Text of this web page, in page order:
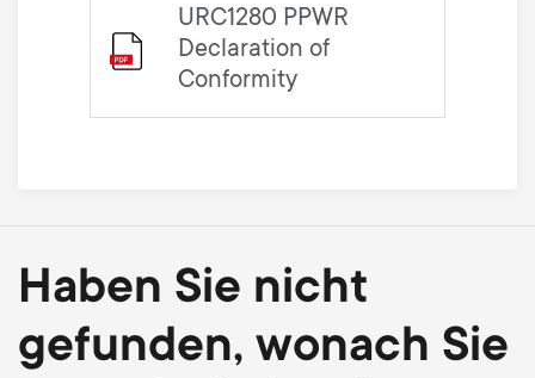
URC1280 PPWR
Declaration of
Conformity
Haben Sie nicht
gefunden, wonach Sie